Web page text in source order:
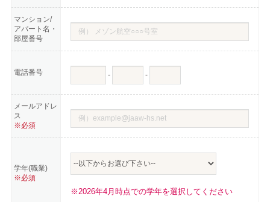
マンション/
アパート名・
部屋番号
電話番号 - -
メールアドレ
ス
※必須
学年(職業)
※必須
※2026年4月時点での学年を選択してください